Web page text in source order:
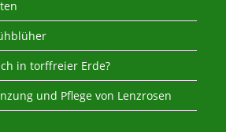
in torffreier Erde?
und Pflege von Lenzrosen